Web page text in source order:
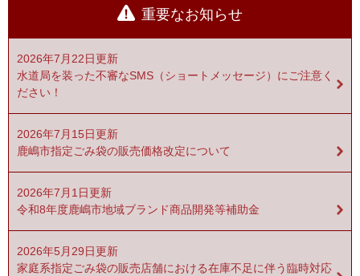
重要なお知らせ
2026年7月22日更新
水道局を装った不審なSMS（ショートメッセージ）にご注意く
ださい！
2026年7月15日更新
鹿嶋市指定ごみ袋の販売価格改定について
2026年7月1日更新
令和8年度鹿嶋市地域ブランド商品開発等補助金
2026年5月29日更新
家庭系指定ごみ袋の販売店舗における在庫不足に伴う臨時対応